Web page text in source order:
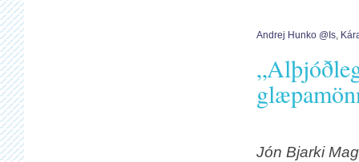
Andrej Hunko @is,
Jón Bjarki